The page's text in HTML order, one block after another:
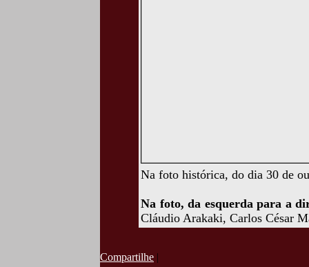
Na foto histórica, do dia 30 de
Na foto, da esquerda para a
Cláudio Arakaki, Carlos César
Compartilhe |